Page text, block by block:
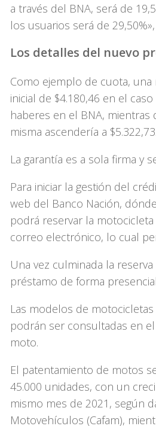
a través del BNA, será de
los usuarios será de
Los detalles del nuevo
Como ejemplo de cuota,
inicial de $4.180,46 en el
haberes en el BNA,
misma ascendería a $5.322,73.
La garantía es a sola firma y
Para iniciar la gestión del
web del Banco Nación,
podrá reservar la
correo electrónico, lo cual
Una vez culminada la
préstamo de forma
Las modelos de
podrán ser consultadas en
moto.
El patentamiento de motos
45.000 unidades, con un
mismo mes de 2021, según
Motovehículos (Cafam),